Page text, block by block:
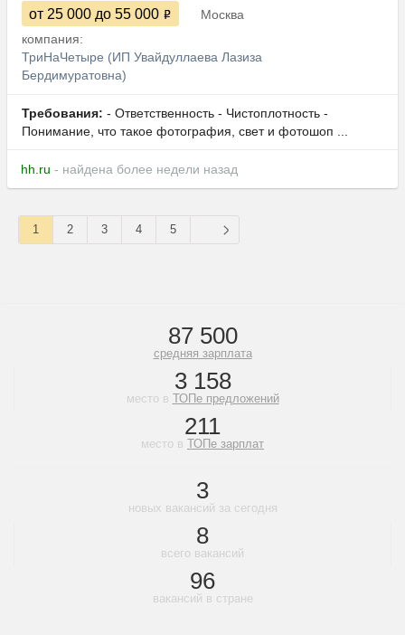
от 25 000 до 55 000
Москва
компания:
ТриНаЧетыре (ИП Увайдуллаева Лазиза
Бердимуратовна)
Требования: - Ответственность - Чистоплотность -
Понимание, что такое фотография, свет и фотошоп ...
hh.ru - найдена более недели назад
1 2 3 4 5
87 500
средняя зарплата
3 158
место в ТОПе предложений
211
место в ТОПе зарплат
3
новых вакансий за сегодня
8
всего вакансий
96
вакансий в стране